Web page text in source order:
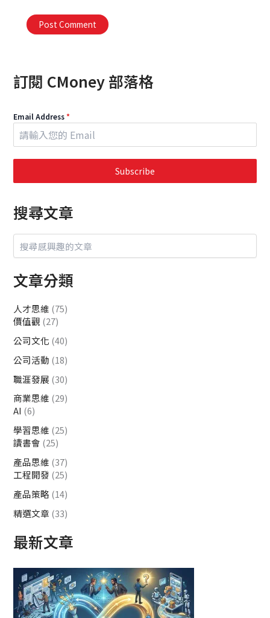
訂閱 CMoney 部落格
Email Address*
Subscribe
搜尋文章
文章分類
人才思維 (75)
價值觀 (27)
公司文化 (40)
公司活動 (18)
職涯發展 (30)
商業思維 (29)
AI (6)
學習思維 (25)
讀書會 (25)
產品思維 (37)
工程開發 (25)
產品策略 (14)
精選文章 (33)
最新文章